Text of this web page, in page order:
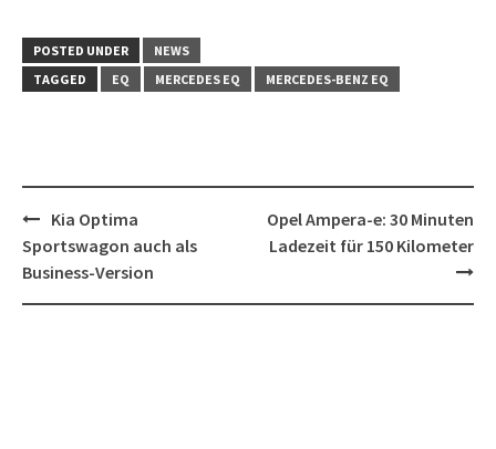
POSTED UNDER
NEWS
TAGGED
EQ MERCEDES EQ MERCEDES-BENZ EQ
Post
navigation
Kia Optima
Sportswagon auch als
Business-Version
Opel Ampera-e: 30 Minuten
Ladezeit für 150 Kilometer